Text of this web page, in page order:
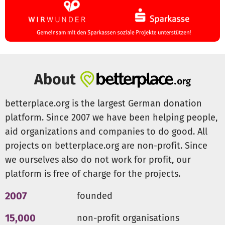
Hilf uns, diesen Kindern eine Stimme und eine
Perspektive zu geben.
Mit deiner Unterstützung wird das
Musikcamp zu einem Meilenstein für die Jugend in Togo.
About
betterplace.org is the largest German donation
platform. Since 2007 we have been helping people,
aid organizations and companies to do good. All
projects on betterplace.org are non-profit. Since
we ourselves also do not work for profit, our
platform is free of charge for the projects.
2007 founded
15,000 non-profit organisations